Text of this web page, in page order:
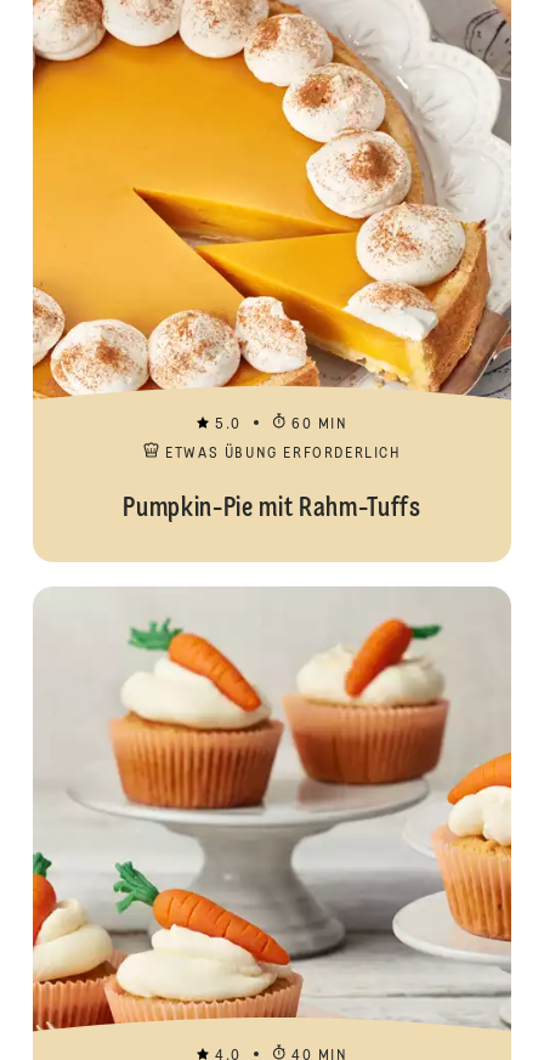
5.0
60 MIN
ETWAS ÜBUNG ERFORDERLICH
Pumpkin-Pie mit Rahm-Tuffs
4.0
40 MIN